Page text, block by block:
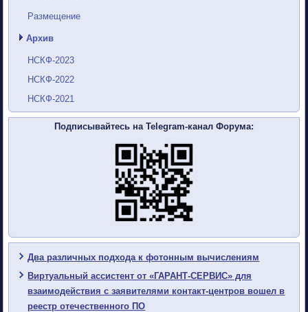
Размещение
Архив
НСКФ-2023
НСКФ-2022
НСКФ-2021
Подписывайтесь на Telegram-канал Форума:
Два различных подхода к фотонным вычислениям
Виртуальный ассистент от «ГАРАНТ-СЕРВИС» для
взаимодействия с заявителями контакт-центров вошел в
реестр отечественного ПО